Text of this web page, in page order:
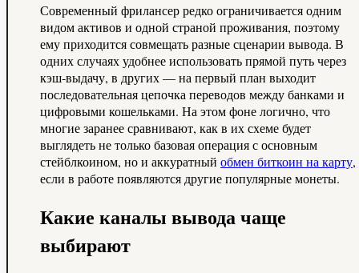
Современный фрилансер редко ограничивается одним
видом активов и одной страной проживания, поэтому
ему приходится совмещать разные сценарии вывода. В
одних случаях удобнее использовать прямой путь через
кэш‑выдачу, в других — на первый план выходит
последовательная цепочка переводов между банками и
цифровыми кошельками. На этом фоне логично, что
многие заранее сравнивают, как в их схеме будет
выглядеть не только базовая операция с основным
стейблкоином, но и аккуратный обмен биткоин на карту,
если в работе появляются другие популярные монеты.
Какие каналы вывода чаще
выбирают